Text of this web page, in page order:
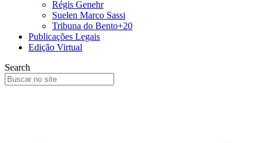
Régis Genehr
Suelen Marco Sassi
Tribuna do Bento+20
Publicações Legais
Edição Virtual
Search